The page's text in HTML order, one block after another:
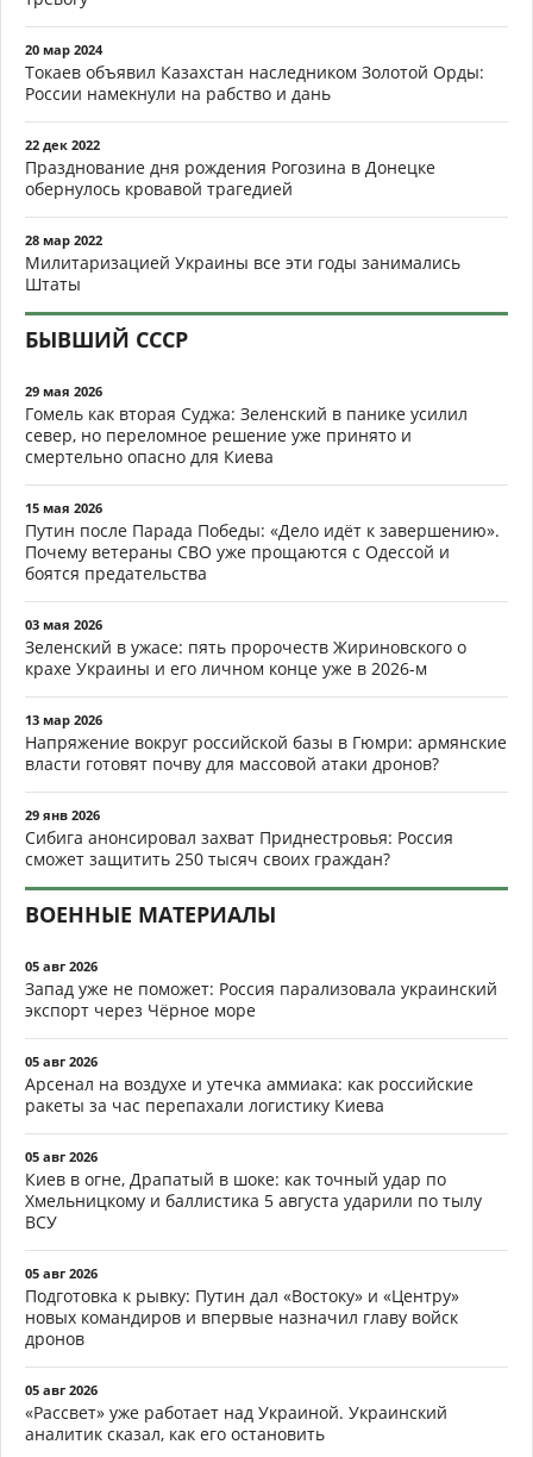
20 мар 2024
Токаев объявил Казахстан наследником Золотой Орды:
России намекнули на рабство и дань
22 дек 2022
Празднование дня рождения Рогозина в Донецке
обернулось кровавой трагедией
28 мар 2022
Милитаризацией Украины все эти годы занимались
Штаты
БЫВШИЙ СССР
29 мая 2026
Гомель как вторая Суджа: Зеленский в панике усилил
север, но переломное решение уже принято и
смертельно опасно для Киева
15 мая 2026
Путин после Парада Победы: «Дело идёт к завершению».
Почему ветераны СВО уже прощаются с Одессой и
боятся предательства
03 мая 2026
Зеленский в ужасе: пять пророчеств Жириновского о
крахе Украины и его личном конце уже в 2026-м
13 мар 2026
Напряжение вокруг российской базы в Гюмри: армянские
власти готовят почву для массовой атаки дронов?
29 янв 2026
Сибига анонсировал захват Приднестровья: Россия
сможет защитить 250 тысяч своих граждан?
ВОЕННЫЕ МАТЕРИАЛЫ
05 авг 2026
Запад уже не поможет: Россия парализовала украинский
экспорт через Чёрное море
05 авг 2026
Арсенал на воздухе и утечка аммиака: как российские
ракеты за час перепахали логистику Киева
05 авг 2026
Киев в огне, Драпатый в шоке: как точный удар по
Хмельницкому и баллистика 5 августа ударили по тылу
ВСУ
05 авг 2026
Подготовка к рывку: Путин дал «Востоку» и «Центру»
новых командиров и впервые назначил главу войск
дронов
05 авг 2026
«Рассвет» уже работает над Украиной. Украинский
аналитик сказал, как его остановить